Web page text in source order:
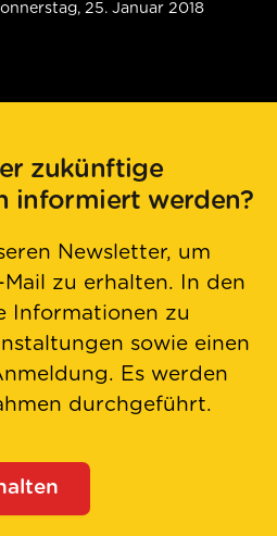
25. Januar 2018
zukünftige
informiert werden?
Newsletter, um
zu erhalten. In den
Informationen zu
sowie einen
Es werden
durchgeführt.